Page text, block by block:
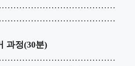
과정(30분)